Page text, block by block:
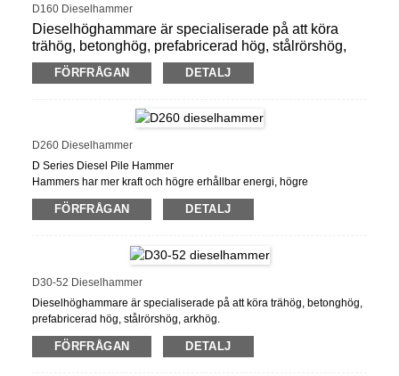
D160 Dieselhammer
Dieselhöghammare är specialiserade på att köra
trähög, betonghög, prefabricerad hög, stålrörshög,
arkhög.
FÖRFRÅGAN DETALJ
D260 Dieselhammer
D Series Diesel Pile Hammer
Hammers har mer kraft och högre erhållbar energi, högre
bränsleeffektiva och mindre underhållskrav, mindre fel, hållbarhet.
Double Fuel Pump System, Offshore Leads och Suspended Rope
arbetsplatsförhållanden.
FÖRFRÅGAN DETALJ
D30-52 Dieselhammer
Dieselhöghammare är specialiserade på att köra trähög, betonghög,
prefabricerad hög, stålrörshög, arkhög.
FOB -pris: 0,5 US $ - 9,999,999 / bit
FÖRFRÅGAN DETALJ